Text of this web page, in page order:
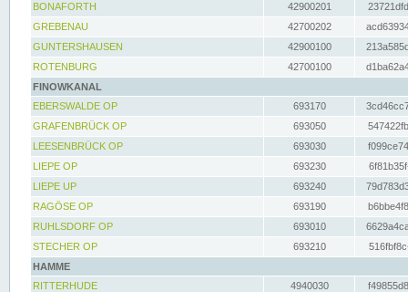
BONAFORTH
42900201
GREBENAU
42700202
GUNTERSHAUSEN
42900100
ROTENBURG
42700100
FINOWKANAL
EBERSWALDE OP
693170
GRAFENBRÜCK OP
693050
LEESENBRÜCK OP
693030
LIEPE OP
693230
LIEPE UP
693240
RAGÖSE OP
693190
RUHLSDORF OP
693010
STECHER OP
693210
HAMME
RITTERHUDE
4940030